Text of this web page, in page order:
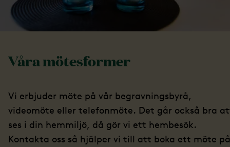
Våra mötesformer
Vi erbjuder möte på vår begravningsbyrå,
videomöte eller telefonmöte. Det går också bra
ses i din hemmiljö, då gör vi ett hembesök.
Kontakta oss så hjälper vi till att boka ett möte på